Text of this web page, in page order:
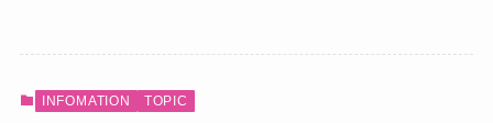
INFOMATION TOPIC